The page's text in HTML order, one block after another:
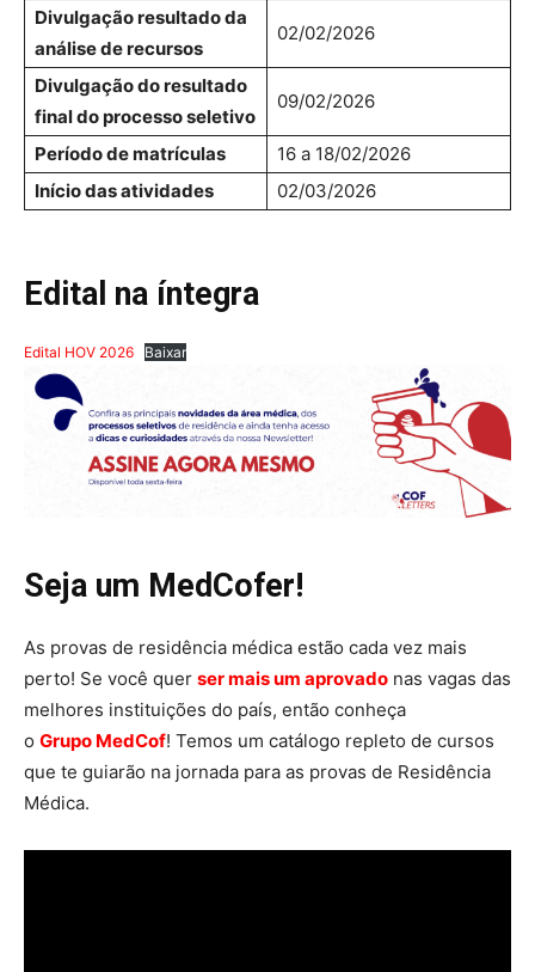
Divulgação resultado da
análise de recursos
02/02/2026
Divulgação do resultado
final do processo seletivo
09/02/2026
Período de matrículas
16 a 18/02/2026
Início das atividades
02/03/2026
Edital na íntegra
Edital HOV 2026 Baixar
Seja um MedCofer!
As provas de residência médica estão cada vez mais
perto! Se você quer ser mais um aprovado nas vagas das
melhores instituições do país, então conheça
o Grupo MedCof! Temos um catálogo repleto de cursos
que te guiarão na jornada para as provas de Residência
Médica.